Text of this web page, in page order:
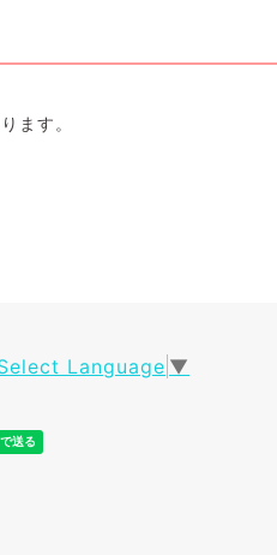
ます。
Language ▼